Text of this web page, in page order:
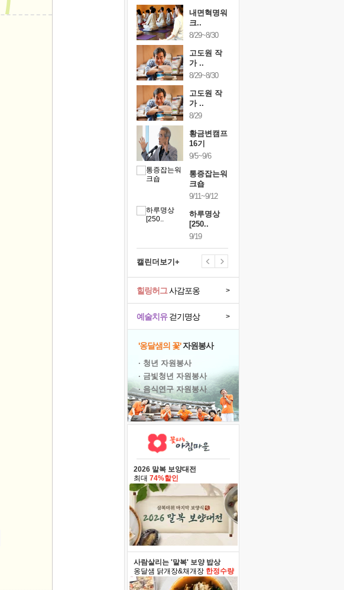
내면혁명워
크..
8/29~8/30
고도원 작
가 ..
8/29~8/30
고도원 작
가 ..
8/29
황금변캠프
16기
9/5~9/6
통증잡는워
크숍
9/11~9/12
하루명상
[250..
9/19
캘린더보기+
예술치유걷기명상 >
힐링허그사감포옹 >
'옹달샘의 꽃'자원봉사
· 청년 자원봉사
· 금빛청년 자원봉사
· 음식연구 자원봉사
2026 말복 보양대전
최대 74%할인
사람살리는 '말복' 보양 밥상
옹달샘 닭개장&채개장 한정수량